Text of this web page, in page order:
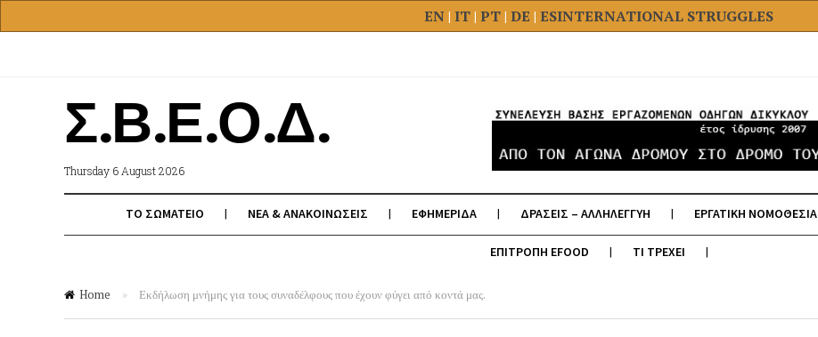
INTERNATIONAL STRUGGLES
EN| IT| PT| DE | ES
Σ.Β.Ε.Ο.Δ.
Thursday 6 August 2026
ΤΟ ΣΩΜΑΤΕΙΟ ΝΕΑ & ΑΝΑΚΟΙΝΩΣΕΙΣ ΕΦΗΜΕΡΙΔΑ ΔΡΑΣΕΙΣ – ΑΛΛΗΛΕΓΓΥΗ ΕΡΓΑΤΙΚΗ ΝΟΜΟΘΕΣΙΑ
ΕΠΙΤΡΟΠΗ EFOOD ΤΙ ΤΡΕΧΕΙ
Home » Εκδήλωση μνήμης για τους συναδέλφους που έχουν φύγει από κοντά μας.